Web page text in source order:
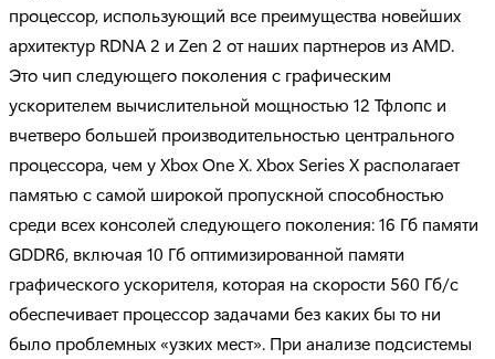
процессор, использующий все преимущества новейших
архитектур RDNA 2 и Zen 2 от наших партнеров из AMD.
Это чип следующего поколения с графическим
ускорителем вычислительной мощностью 12 Тфлопс и
вчетверо большей производительностью центрального
процессора, чем у Xbox One X. Xbox Series X располагает
памятью с самой широкой пропускной способностью
среди всех консолей следующего поколения: 16 Гб памяти
GDDR6, включая 10 Гб оптимизированной памяти
графического ускорителя, которая на скорости 560 Гб/с
обеспечивает процессор задачами без каких бы то ни
было проблемных «узких мест». При анализе подсистемы